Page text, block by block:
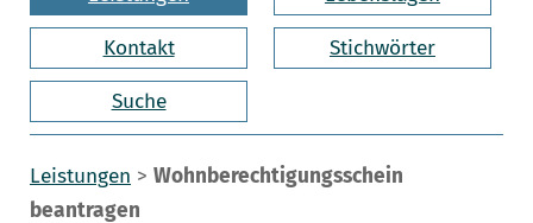
Kontakt Stichwörter
Suche
Leistungen > Wohnberechtigungsschein
beantragen